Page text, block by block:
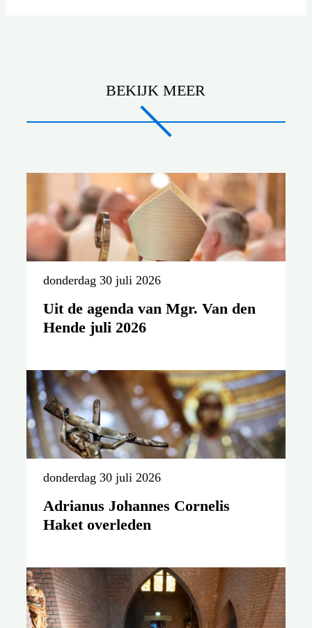
BEKIJK MEER
donderdag 30 juli 2026
Uit de agenda van Mgr. Van den
Hende juli 2026
donderdag 30 juli 2026
Adrianus Johannes Cornelis
Haket overleden